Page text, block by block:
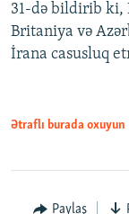
31-də bildirib ki,
Britaniya və
İrana casusluq
Ətraflı burada oxuyun
Paylaş